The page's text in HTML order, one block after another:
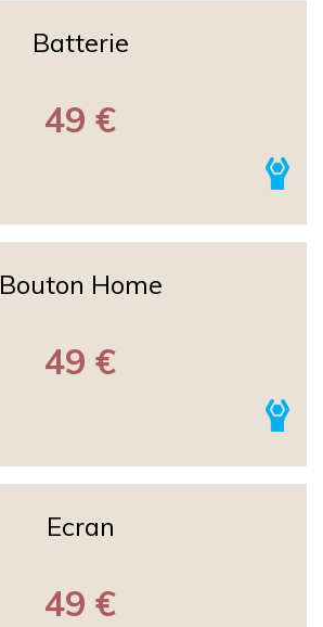
Batterie
49 €
Bouton Home
49 €
Ecran
49 €